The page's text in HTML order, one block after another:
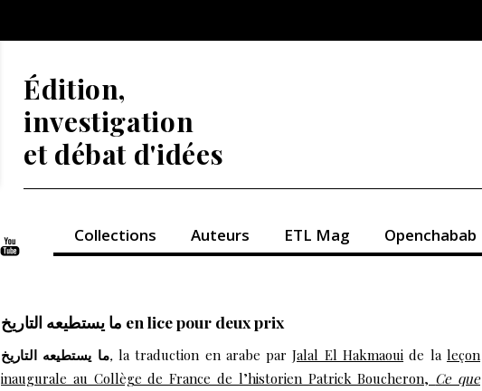
Édition,
investigation
et débat d'idées
Collections Auteurs ETL Mag Openchabab
ما يستطيعه التاريخ en lice pour deux prix
ما يستطيعه التاريخ, la traduction en arabe parJalal El Hakmaoui de laleçon
inaugurale au Collège de France de l’historien Patrick Boucheron, Ce que